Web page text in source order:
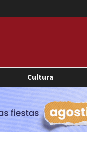
Cultura